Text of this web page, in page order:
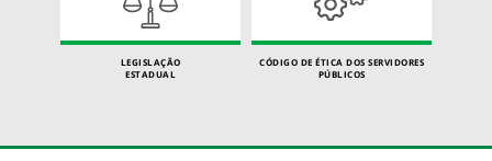
LEGISLAÇÃO
ESTADUAL
CÓDIGO DE ÉTICA DOS SERVIDORES
PÚBLICOS